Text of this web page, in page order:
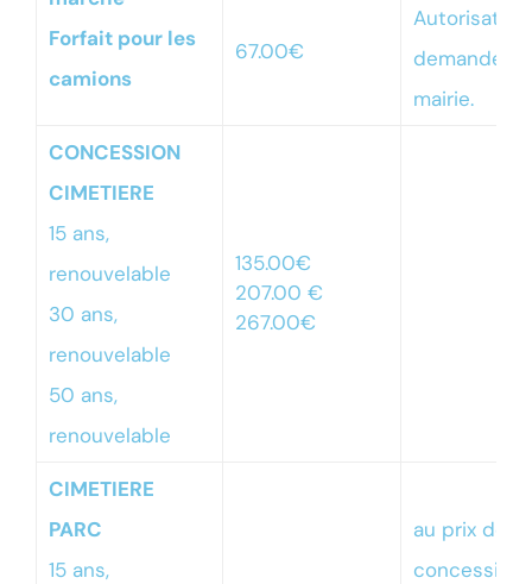
Forfait pour les
camions
67.00€
Autorisation
demander
mairie.
CONCESSION
CIMETIERE
15 ans,
renouvelable
30 ans,
renouvelable
50 ans,
renouvelable
135.00€
207.00 €
267.00€
CIMETIERE
PARC
15 ans,
au prix de la
concession